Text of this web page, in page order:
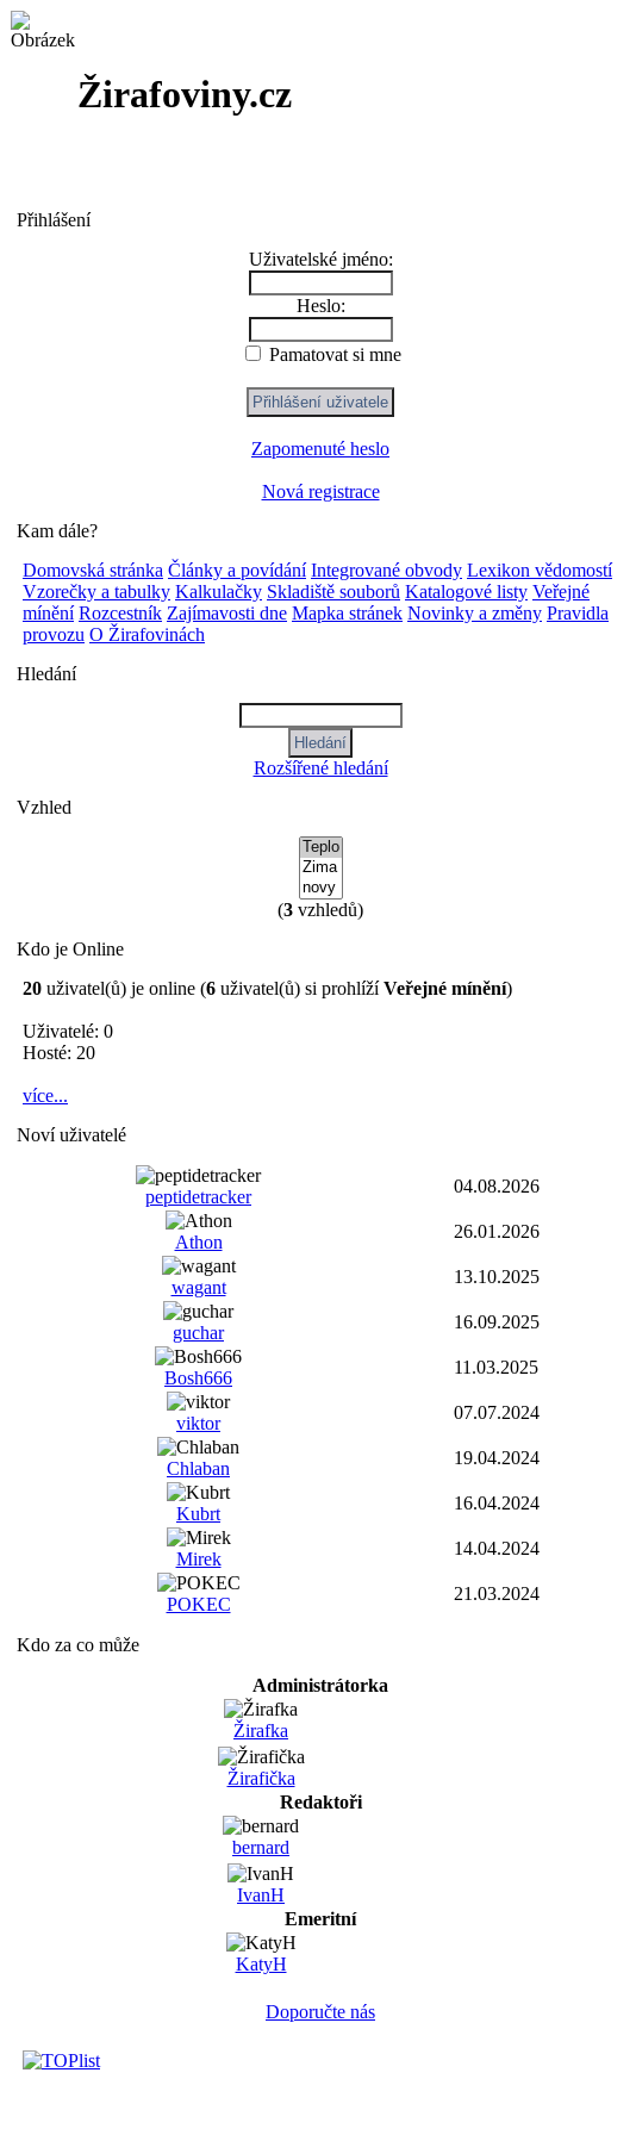
Žirafoviny.cz
Přihlášení
Uživatelské jméno:
Heslo:
Pamatovat si mne
Zapomenuté heslo
Nová registrace
Kam dále?
Domovská stránka Články a povídání Integrované obvody Lexikon vědomostí
Vzorečky a tabulky Kalkulačky Skladiště souborů Katalogové listy Veřejné
mínění Rozcestník Zajímavosti dne Mapka stránek Novinky a změny Pravidla
provozu O Žirafovinách
Hledání
Rozšířené hledání
Vzhled
(3 vzhledů)
Kdo je Online
20 uživatel(ů) je online (6 uživatel(ů) si prohlížíVeřejné mínění)
Uživatelé: 0
Hosté: 20
více...
Noví uživatelé
peptidetracker
04.08.2026
Athon
26.01.2026
wagant
13.10.2025
guchar
16.09.2025
Bosh666
11.03.2025
viktor
07.07.2024
Chlaban
19.04.2024
Kubrt
16.04.2024
Mirek
14.04.2024
POKEC
21.03.2024
Kdo za co může
Administrátorka
Žirafka
Žirafička
Redaktoři
bernard
IvanH
Emeritní
KatyH
Doporučte nás